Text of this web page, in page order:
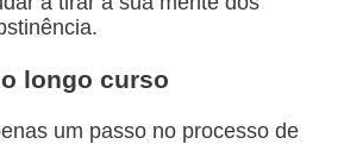
longo curso
um passo no processo de